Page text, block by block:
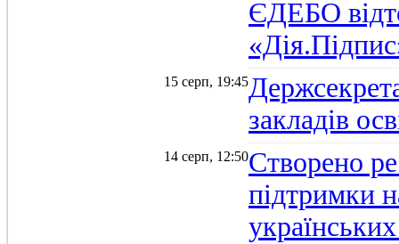
ЄДЕБО
15 серп, 19:45
закладів
14 серп, 12:50Створено
підтримки